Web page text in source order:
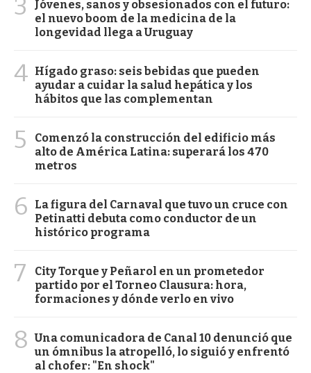
3
Jóvenes, sanos y obsesionados con el futuro:
el nuevo boom de la medicina de la
longevidad llega a Uruguay
4 Hígado graso: seis bebidas que pueden
ayudar a cuidar la salud hepática y los
hábitos que las complementan
5
Comenzó la construcción del edificio más
alto de América Latina: superará los 470
metros
6
La figura del Carnaval que tuvo un cruce con
Petinatti debuta como conductor de un
histórico programa
7
City Torque y Peñarol en un prometedor
partido por el Torneo Clausura: hora,
formaciones y dónde verlo en vivo
8 Una comunicadora de Canal 10 denunció que
un ómnibus la atropelló, lo siguió y enfrentó
al chofer: "En shock"